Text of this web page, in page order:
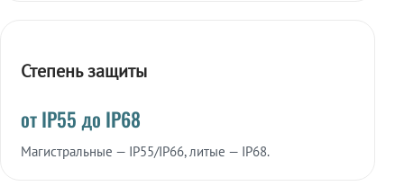
Степень защиты
от IP55 до IP68
Магистральные — IP55/IP66, литые — IP68.